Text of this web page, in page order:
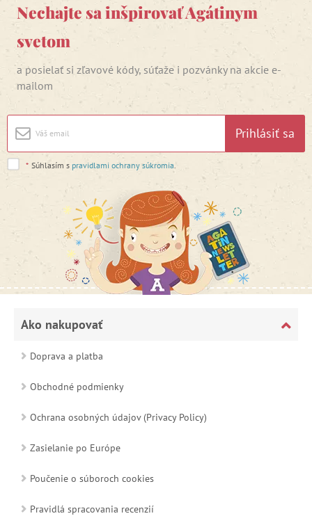
Nechajte sa inšpirovať Agátinym
svetom
a posielať si zľavové kódy, súťaže i pozvánky na akcie e-
mailom
Prihlásiť sa
* Súhlasím s pravidlami ochrany súkromia
Ako nakupovať
Doprava a platba
Obchodné podmienky
Ochrana osobných údajov (Privacy Policy)
Zasielanie po Európe
Poučenie o súboroch cookies
Pravidlá spracovania recenzií